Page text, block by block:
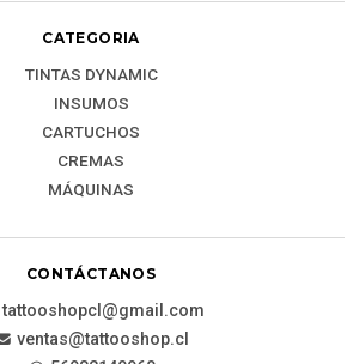
CATEGORIA
TINTAS DYNAMIC
INSUMOS
CARTUCHOS
CREMAS
MÁQUINAS
CONTÁCTANOS
tattooshopcl@gmail.com
ventas@tattooshop.cl